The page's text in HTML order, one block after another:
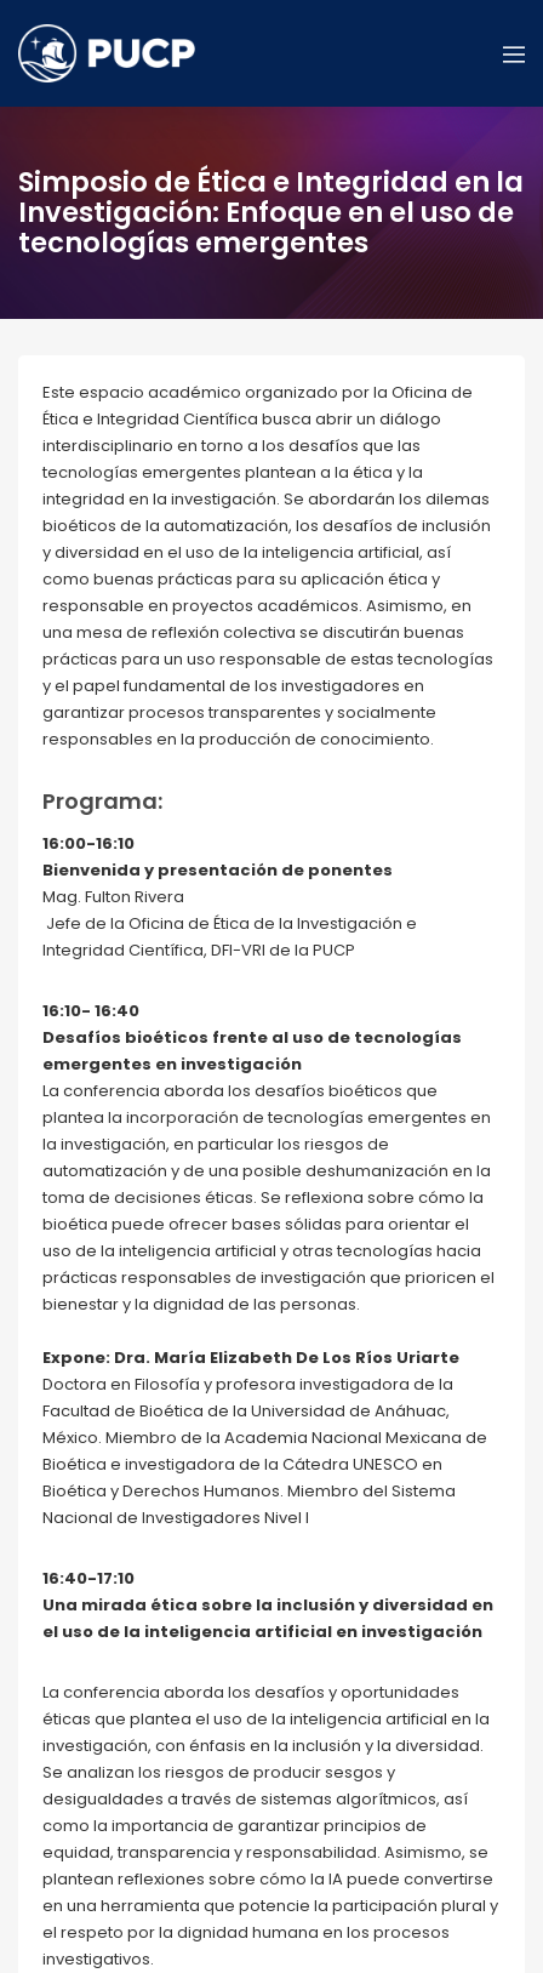
Simposio de Ética e Integridad en la
Investigación: Enfoque en el uso de
tecnologías emergentes
Este espacio académico organizado por la Oficina de
Ética e Integridad Científica busca abrir un diálogo
interdisciplinario en torno a los desafíos que las
tecnologías emergentes plantean a la ética y la
integridad en la investigación. Se abordarán los dilemas
bioéticos de la automatización, los desafíos de inclusión
y diversidad en el uso de la inteligencia artificial, así
como buenas prácticas para su aplicación ética y
responsable en proyectos académicos. Asimismo, en
una mesa de reflexión colectiva se discutirán buenas
prácticas para un uso responsable de estas tecnologías
y el papel fundamental de los investigadores en
garantizar procesos transparentes y socialmente
responsables en la producción de conocimiento.
Programa:
16:00-16:10
Bienvenida y presentación de ponentes
Mag. Fulton Rivera
Jefe de la Oficina de Ética de la Investigación e
Integridad Científica, DFI-VRI de la PUCP
16:10- 16:40
Desafíos bioéticos frente al uso de tecnologías
emergentes en investigación
La conferencia aborda los desafíos bioéticos que
plantea la incorporación de tecnologías emergentes en
la investigación, en particular los riesgos de
automatización y de una posible deshumanización en la
toma de decisiones éticas. Se reflexiona sobre cómo la
bioética puede ofrecer bases sólidas para orientar el
uso de la inteligencia artificial y otras tecnologías hacia
prácticas responsables de investigación que prioricen el
bienestar y la dignidad de las personas.
Expone: Dra. María Elizabeth De Los Ríos Uriarte
Doctora en Filosofía y profesora investigadora de la
Facultad de Bioética de la Universidad de Anáhuac,
México. Miembro de la Academia Nacional Mexicana de
Bioética e investigadora de la Cátedra UNESCO en
Bioética y Derechos Humanos. Miembro del Sistema
Nacional de Investigadores Nivel I
16:40-17:10
Una mirada ética sobre la inclusión y diversidad en
el uso de la inteligencia artificial en investigación
La conferencia aborda los desafíos y oportunidades
éticas que plantea el uso de la inteligencia artificial en la
investigación, con énfasis en la inclusión y la diversidad.
Se analizan los riesgos de producir sesgos y
desigualdades a través de sistemas algorítmicos, así
como la importancia de garantizar principios de
equidad, transparencia y responsabilidad. Asimismo, se
plantean reflexiones sobre cómo la IA puede convertirse
en una herramienta que potencie la participación plural y
el respeto por la dignidad humana en los procesos
investigativos.